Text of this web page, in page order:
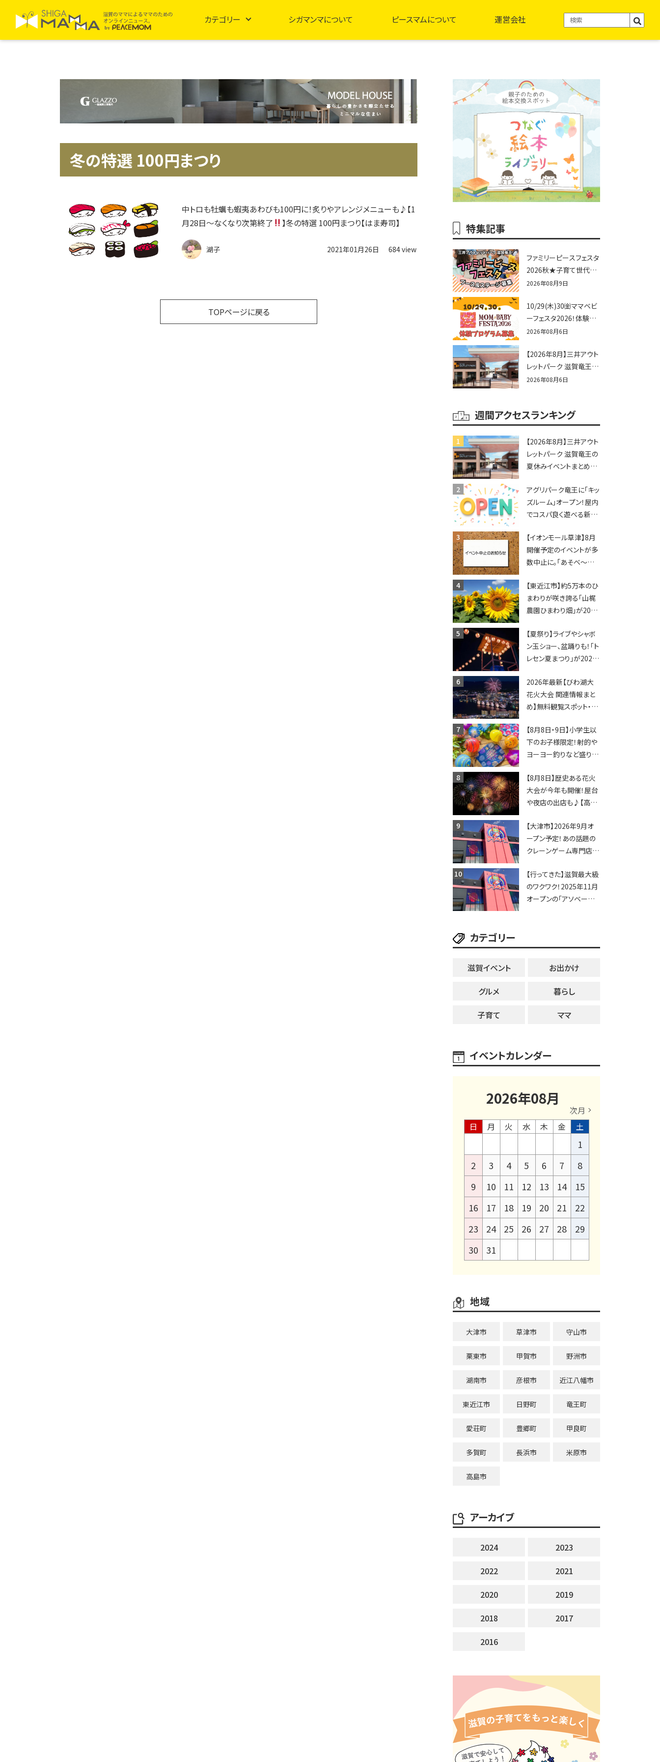
カテゴリー シガマンマについて ピースマムについて 運営会社
冬の特選 100円まつり
中トロも牡蠣も蝦夷あわびも100円に！炙りやアレンジメニューも♪【1
月28日～なくなり次第終了
】冬の特選 100円まつり【はま寿司】
湖子 2021年01月26日 684 view
TOPページに戻る
特集記事
ファミリーピースフェスタ
2026秋★子育て世代向
けに告知&披露の場とし
出店しませんか？
2026年08月9日
10/29(木)30㈮ママベビ
ーフェスタ2026！体験プ
ログラム募集♪赤ちゃん
せんか？
2026年08月6日
【2026年8月】三井アウト
レットパーク 滋賀竜王の
夏休みイベントまとめ！
トまで盛りだくさん！
2026年08月6日
週間アクセスランキング
【2026年8月】三井アウト
レットパーク 滋賀竜王の
夏休みイベントまとめ！
辛グルメ・フォトコンテス
トまで盛りだくさん！
アグリパーク竜王に「キッ
ズルーム」オープン！屋内
でコスパ良く遊べる新施
合いが無料に★
【イオンモール草津】8月
開催予定のイベントが多
数中止に。「あそべ〜る
ショーなど
【東近江市】約5万本のひ
まわりが咲き誇る「山梶
農園ひまわり畑」が2026
ポットやキッチンカーも
登場！何度も入園できる
フリーパスも販売★
【夏祭り】ライブやシャボ
ン玉ショー、盆踊りも！「ト
レセン夏まつり」が2026
2026年最新【びわ湖大
花火大会 関連情報まと
め】無料観覧スポット・同
ップ・交通規制に近隣施
設の駐車場情報なども
要チェック★
【8月8日・9日】小学生以
下のお子様限定！射的や
ヨーヨー釣りなど盛りだ
ちびっこ縁日開催♪【モリ
ーブ】
【8月8日】歴史ある花火
大会が今年も開催！屋台
や夜店の出店も♪【高宮
【大津市】2026年9月オ
ープン予定！あの話題の
クレーンゲーム専門店
ってくる！豊郷店に続く滋
賀2店舗目★
【行ってきた】滋賀最大級
のワクワク！2025年11月
オープンの「アソベース
スポット！
カテゴリー
滋賀イベント
お出かけ
グルメ
暮らし
子育て
ママ
イベントカレンダー
2026年08月
次月
日
月 火 水 木 金 土
1
2
3 4 5 6 7
8
9
10 11 12 13 14
15
16
17 18 19 20 21
22
23
24 25 26 27 28
29
30
31
地域
大津市 草津市 守山市
栗東市 甲賀市 野洲市
湖南市 彦根市 近江八幡市
東近江市 日野町 竜王町
愛荘町 豊郷町 甲良町
多賀町 長浜市 米原市
高島市
アーカイブ
2024
2023
2022
2021
2020
2019
2018
2017
2016